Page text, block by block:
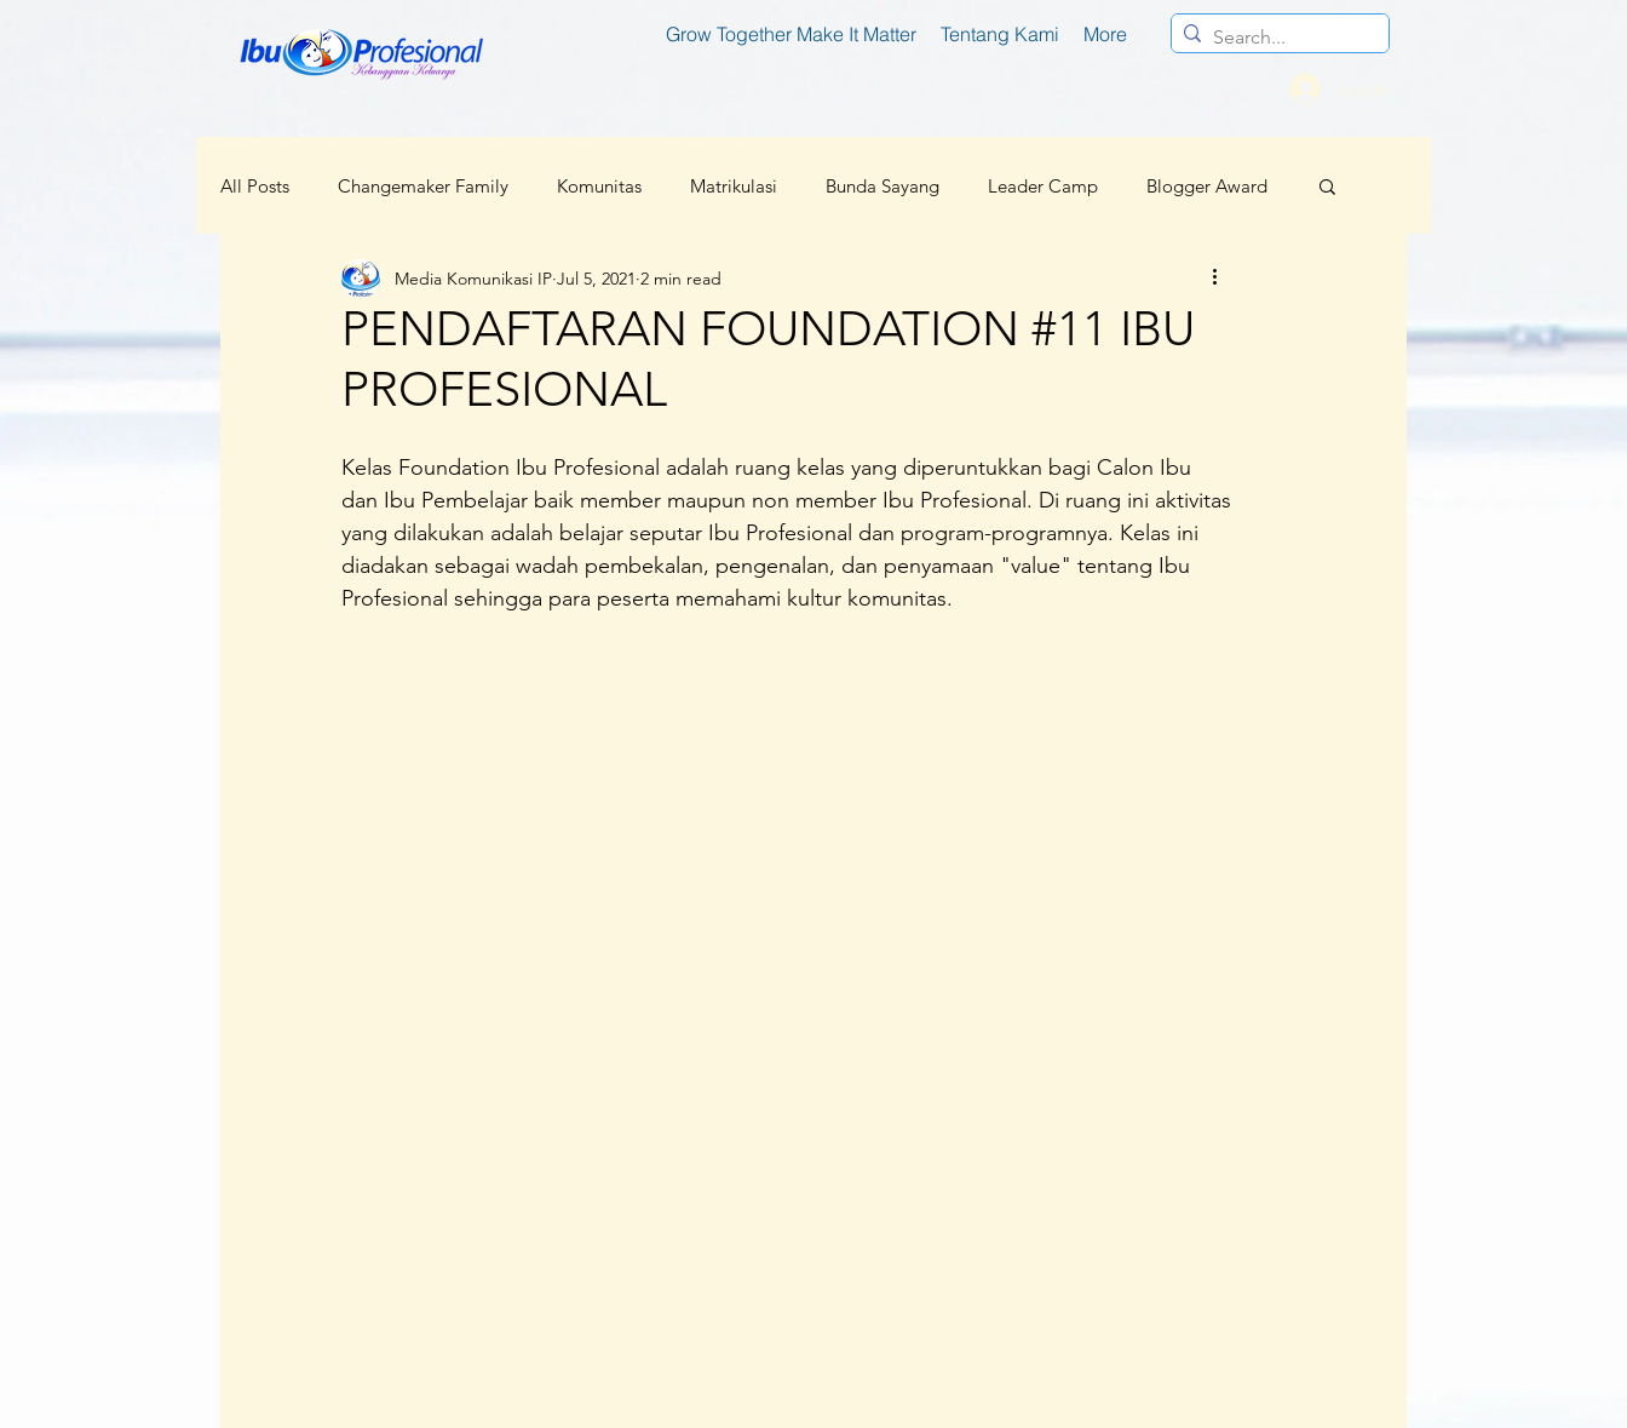
Grow Together Make It Matter Tentang Kami More
All Posts Changemaker Family Komunitas Matrikulasi Bunda Sayang Leader Camp Blogger Award
RBI Bunda Cekatan Bunda Produktif
Kabar Regional Perempuan dan Teknologi
Kesehatan Lokal Mengglobal Ibu Pembaharu Inspirasi Foundation Ibu Inklusif
Regenerasi Ibu Profesional Bunda Sayang Konferensi Perempuan Indonesia A Home Team Ipedia
PENDAFTARAN FOUNDATION #11 IBU
PROFESIONAL
Media Komunikasi IP Jul 5, 2021 2 min read
Kelas Foundation Ibu Profesional adalah ruang kelas yang diperuntukkan bagi Calon Ibu
dan Ibu Pembelajar baik member maupun non member Ibu Profesional. Di ruang ini aktivitas
yang dilakukan adalah belajar seputar Ibu Profesional dan program-programnya. Kelas ini
diadakan sebagai wadah pembekalan, pengenalan, dan penyamaan "value" tentang Ibu
Profesional sehingga para peserta memahami kultur komunitas.